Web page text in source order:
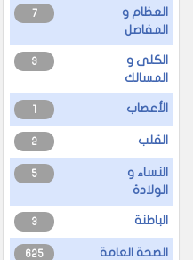
العظام و
المفاصل
7
الكلى و
المسالك
3
الأعصاب 1
القلب 2
النساء و
الولادة
5
الباطنة 3
الصحة العامة 625